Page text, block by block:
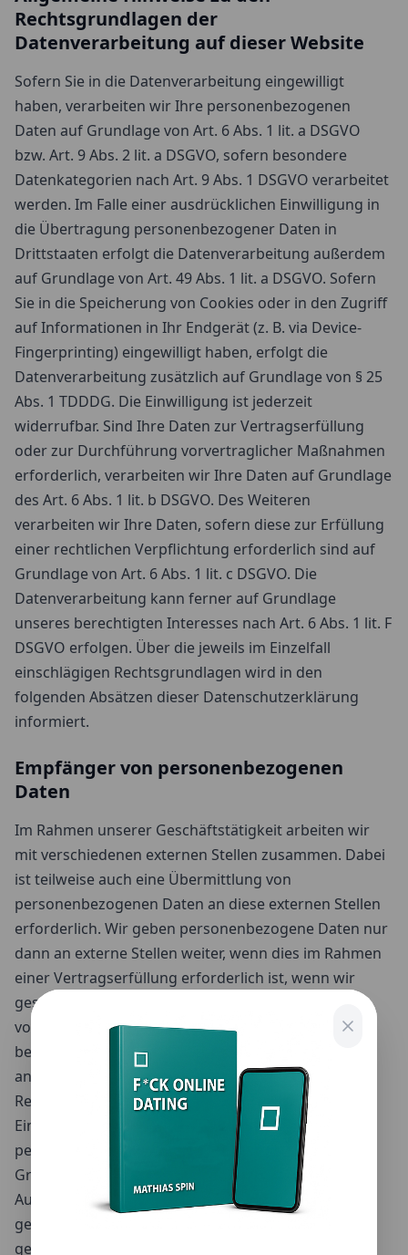
Rechtsgrundlagen der
Datenverarbeitung auf dieser Website
Sofern Sie in die Datenverarbeitung eingewilligt
haben, verarbeiten wir Ihre personenbezogenen
Daten auf Grundlage von Art. 6 Abs. 1 lit. a DSGVO
bzw. Art. 9 Abs. 2 lit. a DSGVO, sofern besondere
Datenkategorien nach Art. 9 Abs. 1 DSGVO verarbeitet
werden. Im Falle einer ausdrücklichen Einwilligung in
die Übertragung personenbezogener Daten in
Drittstaaten erfolgt die Datenverarbeitung außerdem
auf Grundlage von Art. 49 Abs. 1 lit. a DSGVO. Sofern
Sie in die Speicherung von Cookies oder in den Zugriff
auf Informationen in Ihr Endgerät (z. B. via Device-
Fingerprinting) eingewilligt haben, erfolgt die
Datenverarbeitung zusätzlich auf Grundlage von § 25
Abs. 1 TDDDG. Die Einwilligung ist jederzeit
widerrufbar. Sind Ihre Daten zur Vertragserfüllung
oder zur Durchführung vorvertraglicher Maßnahmen
erforderlich, verarbeiten wir Ihre Daten auf Grundlage
des Art. 6 Abs. 1 lit. b DSGVO. Des Weiteren
verarbeiten wir Ihre Daten, sofern diese zur Erfüllung
einer rechtlichen Verpflichtung erforderlich sind auf
Grundlage von Art. 6 Abs. 1 lit. c DSGVO. Die
Datenverarbeitung kann ferner auf Grundlage
unseres berechtigten Interesses nach Art. 6 Abs. 1 lit. F
DSGVO erfolgen. Über die jeweils im Einzelfall
einschlägigen Rechtsgrundlagen wird in den
folgenden Absätzen dieser Datenschutzerklärung
informiert.
Empfänger von personenbezogenen
Daten
Im Rahmen unserer Geschäftstätigkeit arbeiten wir
mit verschiedenen externen Stellen zusammen. Dabei
ist teilweise auch eine Übermittlung von
personenbezogenen Daten an diese externen Stellen
erforderlich. Wir geben personenbezogene Daten nur
dann an externe Stellen weiter, wenn dies im Rahmen
einer Vertragserfüllung erforderlich ist, wenn wir
gesetzlich hierzu verpflichtet sind (z. B. Weitergabe
von Daten an Steuerbehörden), wenn wir ein
berechtigtes Interesse nach Art. 6 Abs. 1 lit. f DSGVO
an der Weitergabe haben oder wenn eine sonstige
Rechtsgrundlage die Datenweitergabe erlaubt. Beim
Einsatz von Auftragsverarbeitern geben wir
personenbezogene Daten unserer Kunden nur auf
Grundlage eines gültigen Vertrags über
Auftragsverarbeitung weiter. Im Falle einer
gemeinsamen Verarbeitung wird ein Vertrag über
gemeinsame Verarbeitung geschlossen.